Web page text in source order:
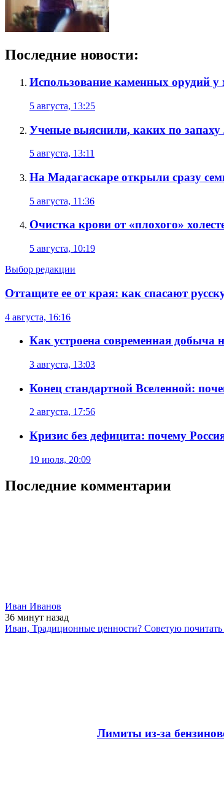
Последние новости:
Использование каменных орудий у
5 августа, 13:25
Ученые выяснили, каких по
5 августа, 13:11
На Мадагаскаре открыли сразу
5 августа, 11:36
Очистка крови от «плохого»
5 августа, 10:19
Выбор редакции
Оттащите ее от края: как спасают
4 августа, 16:16
Как устроена современная добыча
3 августа, 13:03
Конец стандартной Вселенной:
2 августа, 17:56
Кризис без дефицита: почему
19 июля, 20:09
Последние комментарии
Иван Иванов
36 минут назад
Иван, Традиционные ценности? Советую
Лимиты из-за